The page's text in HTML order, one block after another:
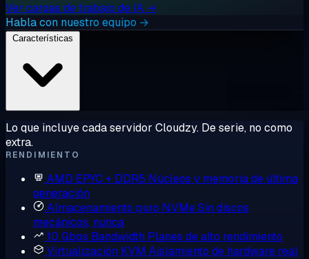
Ver cargas de trabajo de IA →
Habla con nuestro equipo →
Lo que incluye cada servidor Cloudzy. De serie, no como
extra.
RENDIMIENTO
AMD EPYC + DDR5 Núcleos y memoria de última
generación
Almacenamiento puro NVMeSin discos
mecánicos, nunca
10 Gbps Bandwidth Planes de alto rendimiento
Virtualización KVM Aislamiento de hardware real